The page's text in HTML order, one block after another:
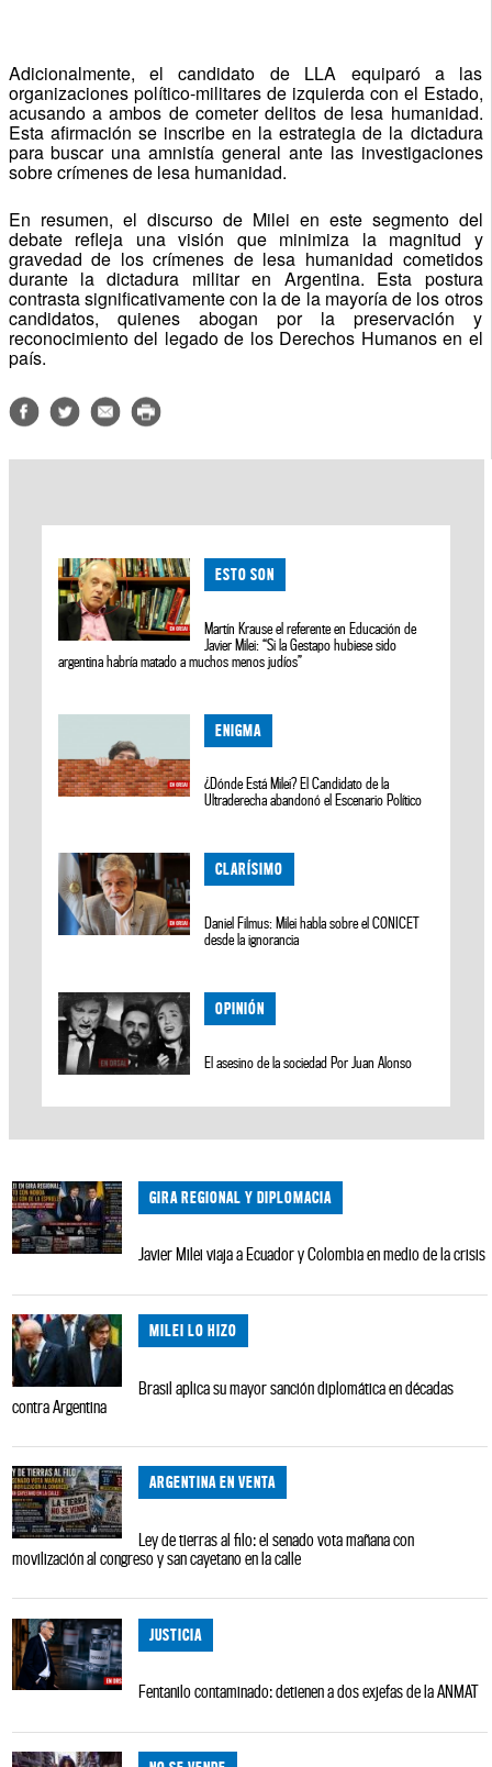
Adicionalmente, el candidato de LLA equiparó a las
organizaciones político-militares de izquierda con el Estado,
acusando a ambos de cometer delitos de lesa humanidad.
Esta afirmación se inscribe en la estrategia de la dictadura
para buscar una amnistía general ante las investigaciones
sobre crímenes de lesa humanidad.
En resumen, el discurso de Milei en este segmento del
debate refleja una visión que minimiza la magnitud y
gravedad de los crímenes de lesa humanidad cometidos
durante la dictadura militar en Argentina. Esta postura
contrasta significativamente con la de la mayoría de los otros
candidatos, quienes abogan por la preservación y
reconocimiento del legado de los Derechos Humanos en el
país.
ESTO SON
Martín Krause el referente en Educación de
Javier Milei: “Si la Gestapo hubiese sido
argentina habría matado a muchos menos judíos”
ENIGMA
¿Dónde Está Milei? El Candidato de la
Ultraderecha abandonó el Escenario Político
CLARÍSIMO
Daniel Filmus: Milei habla sobre el CONICET
desde la ignorancia
OPINIÓN
El asesino de la sociedad Por Juan Alonso
GIRA REGIONAL Y DIPLOMACIA
Javier Milei viaja a Ecuador y Colombia en medio de la crisis
MILEI LO HIZO
Brasil aplica su mayor sanción diplomática en décadas
contra Argentina
ARGENTINA EN VENTA
Ley de tierras al filo: el senado vota mañana con
movilización al congreso y san cayetano en la calle
JUSTICIA
Fentanilo contaminado: detienen a dos exjefas de la ANMAT